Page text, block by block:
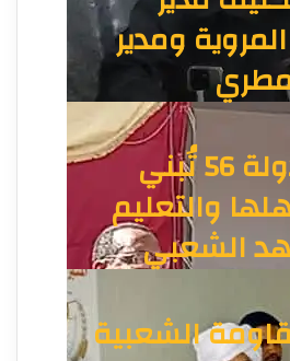
ومدير
الوالي : دولة 56 تُبني
والتعليم
الشعبي
الشعبية